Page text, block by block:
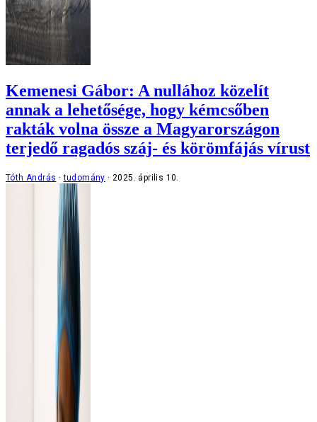
Kemenesi Gábor: A nullához közelít
annak a lehetősége, hogy kémcsőben
rakták volna össze a Magyarországon
terjedő ragadós száj- és körömfájás vírust
Tóth András tudomány 2025. április 10.